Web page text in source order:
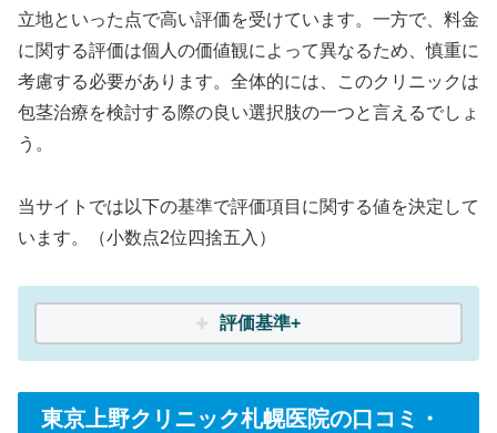
立地といった点で高い評価を受けています。一方で、料金
に関する評価は個人の価値観によって異なるため、慎重に
考慮する必要があります。全体的には、このクリニックは
包茎治療を検討する際の良い選択肢の一つと言えるでしょ
う。
当サイトでは以下の基準で評価項目に関する値を決定して
います。（小数点2位四捨五入）
評価基準+
東京上野クリニック札幌医院の口コミ・